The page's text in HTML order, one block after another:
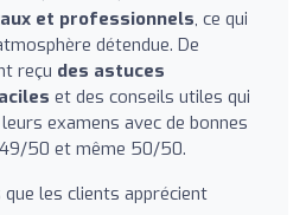
et professionnels, ce qui
détendue. De
reçu des astuces
et des conseils utiles qui
examens avec de bonnes
50 et même 50/50.
les clients apprécient